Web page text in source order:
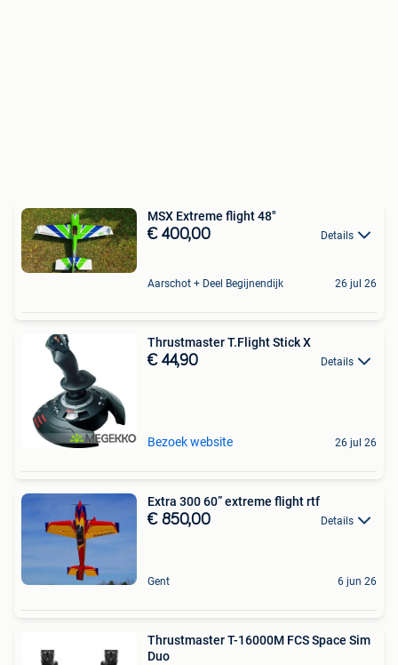
MSX Extreme flight 48"
€ 400,00 Details
Aarschot + Deel Begijnendijk 26 jul 26
Thrustmaster T.Flight Stick X
€ 44,90 Details
Bezoek website 26 jul 26
Extra 300 60” extreme flight rtf
€ 850,00 Details
Gent 6 jun 26
Thrustmaster T-16000M FCS Space Sim
Duo